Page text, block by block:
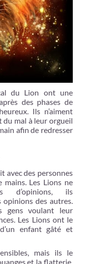
du Lion ont une
des phases de
Ils n’aiment
du mal à leur orgueil
afin de redresser
avec des personnes
Les Lions ne
d’opinions, ils
des autres.
gens voulant leur
Les Lions ont le
enfant gâté et
mais ils le
et la flatterie,